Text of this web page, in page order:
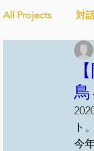
All Projects 対
Ethical＆
ト。
今